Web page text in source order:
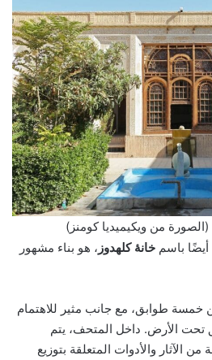
من ويكيميديا كومنز)
باسم خانۀ كلهدوز ، هو بناء مشهور
خمسة طوابق، مع جانب مثير للاهتمام
تحت الأرض. داخل المتحف، يتم
الآثار والأدوات المتعلقة بتوزيع